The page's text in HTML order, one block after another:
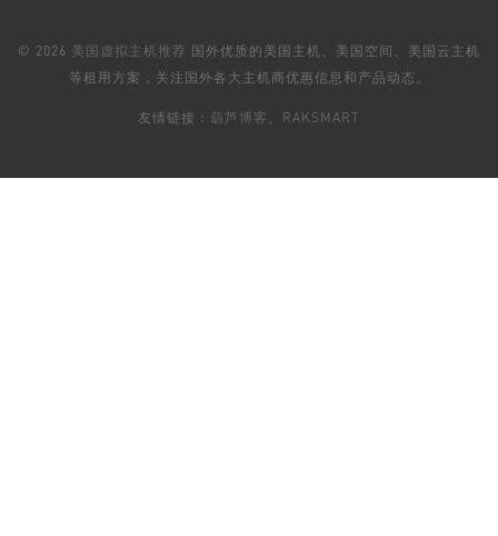
© 2026 美国虚拟主机推荐 国外优质的美国主机、美国空间、美国云主机
等租用方案，关注国外各大主机商优惠信息和产品动态。
友情链接： 葫芦博客 RAKSMART